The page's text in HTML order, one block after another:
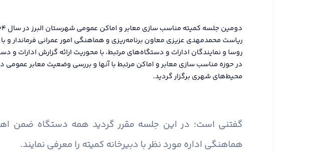
ریاست محمدمهدی عزیزی معاون برنامه‌ریزی و هماهنگی امور عمرانی فرماندار و
روسا و نمایندگان ادارات و دستگاه‌های مرتبط، با محوریت ارائه گزارش ادارات و
در حوزه مناسب سازی معابر و اماکن مرتبط با آنها و بررسی وضعیت معابر عمومی
محیط‌های شهری برگزار گردید.
گفتنی است؛ در این جلسه مقرر گردید همه دستگاه ضمن
هماهنگی اداره مورد نظر با دبیرخانه کمیته را معرفی نمایند.